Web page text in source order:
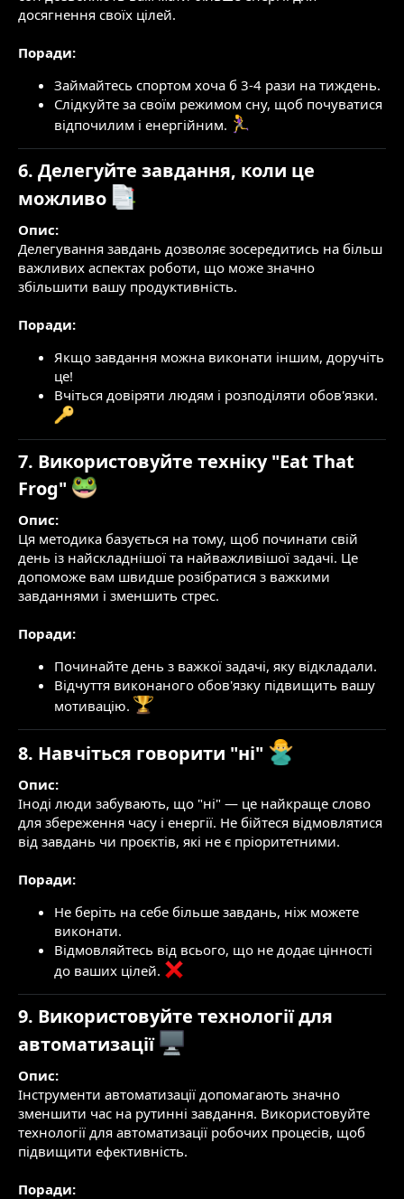
досягнення своїх цілей.
Поради:
Займайтесь спортом хоча б 3-4 рази на тиждень.
Слідкуйте за своїм режимом сну, щоб почуватися
відпочилим і енергійним.
6. Делегуйте завдання, коли це
можливо
Опис:
Делегування завдань дозволяє зосередитись на більш
важливих аспектах роботи, що може значно
збільшити вашу продуктивність.
Поради:
Якщо завдання можна виконати іншим, доручіть
це!
Вчіться довіряти людям і розподіляти обов'язки.
7. Використовуйте техніку "Eat That
Frog"
Опис:
Ця методика базується на тому, щоб починати свій
день із найскладнішої та найважливішої задачі. Це
допоможе вам швидше розібратися з важкими
завданнями і зменшить стрес.
Поради:
Починайте день з важкої задачі, яку відкладали.
Відчуття виконаного обов'язку підвищить вашу
мотивацію.
8. Навчіться говорити "ні"
Опис:
Іноді люди забувають, що "ні" — це найкраще слово
для збереження часу і енергії. Не бійтеся відмовлятися
від завдань чи проєктів, які не є пріоритетними.
Поради:
Не беріть на себе більше завдань, ніж можете
виконати.
Відмовляйтесь від всього, що не додає цінності
до ваших цілей.
9. Використовуйте технології для
автоматизації
Опис:
Інструменти автоматизації допомагають значно
зменшити час на рутинні завдання. Використовуйте
технології для автоматизації робочих процесів, щоб
підвищити ефективність.
Поради: